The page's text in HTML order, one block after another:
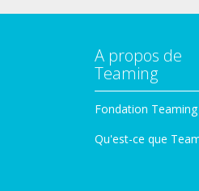
A propos de
Teaming
Fondation Teaming
Qu'est-ce que